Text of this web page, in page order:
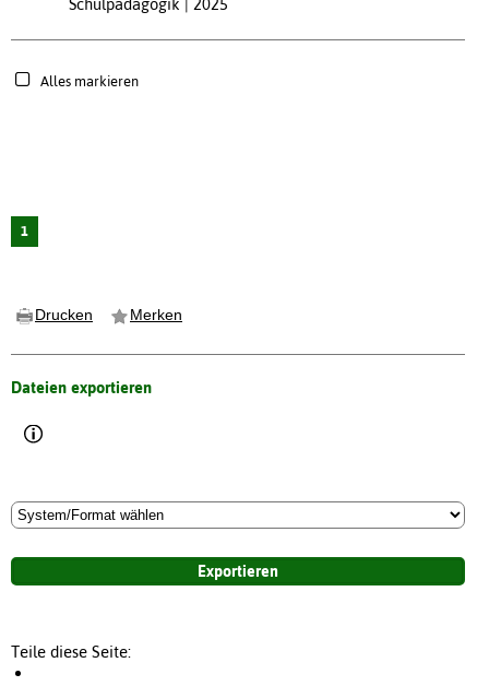
Schulpädagogik
2025
Alles markieren
1
Drucken Merken
Dateien exportieren
Teile diese Seite: